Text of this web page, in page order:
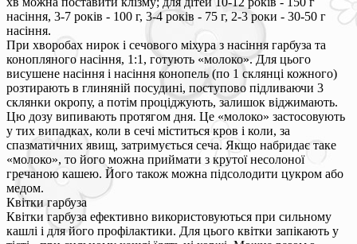
насіння, 3-7 років - 100 г, 3-4 років - 75 г, 2-3 роки - 30-50 г
насіння.
При хворобах нирок і сечового міхура з насіння гарбуза та
конопляного насіння, 1:1, готують «молоко». Для цього
висушене насіння і насіння конопель (по 1 склянці кожного)
розтирають в глиняній посудині, поступово підливаючи 3
склянки окропу, а потім проціджують, залишок віджимають.
Цю дозу випивають протягом дня. Це «молоко» застосовують
у тих випадках, коли в сечі міститься кров і коли, за
спазматичних явищ, затримується сеча. Якщо набридає таке
«молоко», то його можна приймати з крутої несолоної
гречаною кашею. Його також можна підсолодити цукром або
медом.
Квітки гарбуза
Квітки гарбуза ефективно використовуються при сильному
кашлі і для його профілактики. Для цього квітки запікають у